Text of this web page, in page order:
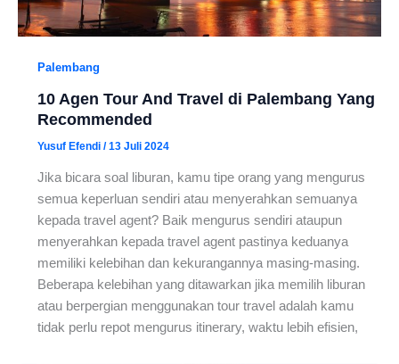
Palembang
10 Agen Tour And Travel di Palembang Yang
Recommended
Yusuf Efendi /13 Juli 2024
Jika bicara soal liburan, kamu tipe orang yang mengurus
semua keperluan sendiri atau menyerahkan semuanya
kepada travel agent? Baik mengurus sendiri ataupun
menyerahkan kepada travel agent pastinya keduanya
memiliki kelebihan dan kekurangannya masing-masing.
Beberapa kelebihan yang ditawarkan jika memilih liburan
atau berpergian menggunakan tour travel adalah kamu
tidak perlu repot mengurus itinerary, waktu lebih efisien,